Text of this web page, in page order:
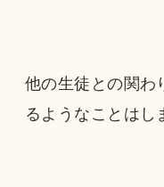
他の生徒との関わ
るようなことはし